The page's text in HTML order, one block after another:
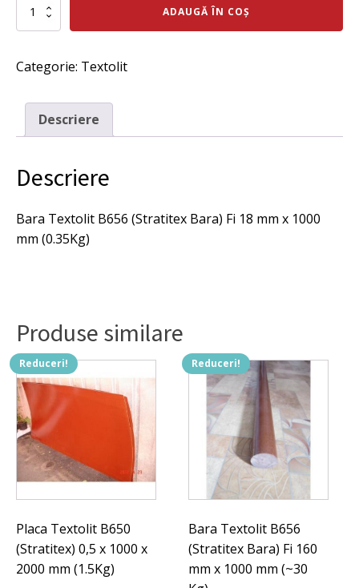
a
52 lei.
este:
Cantitate
(Stratitex
mm
(0.35Kg)
ADAUGĂ ÎN COȘ
Categorie: Textolit
Descriere
Descriere
Bara Textolit B656 (Stratitex Bara) Fi 18 mm x 1000
mm (0.35Kg)
Produse similare
Reduceri!
Placa Textolit B650
(Stratitex) 0,5 x 1000 x
2000 mm (1.5Kg)
Reduceri!
Bara Textolit B656
(Stratitex Bara) Fi 160
mm x 1000 mm (~30